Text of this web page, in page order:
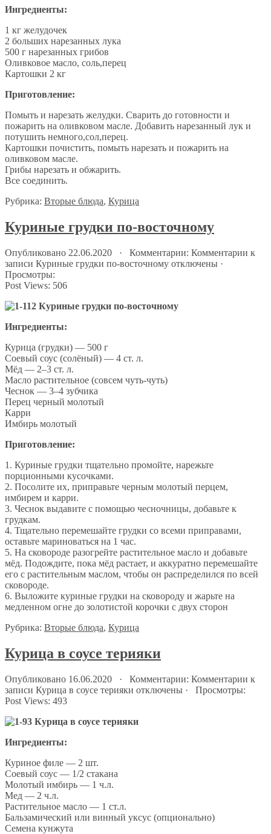
Ингредиенты:
1 кг желудочек
2 больших нарезанных лука
500 г нарезанных грибов
Оливковое масло, соль,перец
Картошки 2 кг
Приготовление:
Помыть и нарезать желудки. Сварить до готовности и
пожарить на оливковом масле. Добавить нарезанный лук и
потушить немного,сол,перец.
Картошки почистить, помыть нарезать и пожарить на
оливковом масле.
Грибы нарезать и обжарить.
Все соединить.
Рубрика: Вторые блюда, Курица
Куриные грудки по-восточному
Опубликовано 22.06.2020 · Комментарии: Комментарии к
записи Куриные грудки по-восточному отключены ·
Просмотры:
Post Views: 506
Ингредиенты:
Курица (грудки) — 500 г
Соевый соус (солёный) — 4 ст. л.
Мёд — 2–3 ст. л.
Масло растительное (совсем чуть-чуть)
Чеснок — 3–4 зубчика
Перец черный молотый
Карри
Имбирь молотый
Приготовление:
1. Куриные грудки тщательно промойте, нарежьте
порционными кусочками.
2. Посолите их, приправьте черным молотый перцем,
имбирем и карри.
3. Чеснок выдавите с помощью чесночницы, добавьте к
грудкам.
4. Тщательно перемешайте грудки со всеми приправами,
оставьте мариноваться на 1 час.
5. На сковороде разогрейте растительное масло и добавьте
мёд. Подождите, пока мёд растает, и аккуратно перемешайте
его с растительным маслом, чтобы он распределился по всей
сковороде.
6. Выложите куриные грудки на сковороду и жарьте на
медленном огне до золотистой корочки с двух сторон
Рубрика: Вторые блюда, Курица
Курица в соусе терияки
Опубликовано 16.06.2020 · Комментарии: Комментарии к
записи Курица в соусе терияки отключены · Просмотры:
Post Views: 493
Ингредиенты:
Куриное филе — 2 шт.
Соевый соус — 1/2 стакана
Молотый имбирь — 1 ч.л.
Мед — 2 ч.л.
Растительное масло — 1 ст.л.
Бальзамический или винный уксус (опционально)
Семена кунжута